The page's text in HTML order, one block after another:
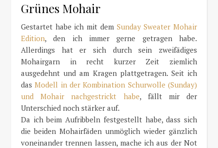
Grünes Mohair
Gestartet habe ich mit dem Sunday Sweater Mohair
Edition, den ich immer gerne getragen habe.
Allerdings hat er sich durch sein zweifädiges
Mohairgarn in recht kurzer Zeit ziemlich
ausgedehnt und am Kragen plattgetragen. Seit ich
dasModell in der Kombination Schurwolle (Sunday)
und Mohair nachgestrickt habe, fällt mir der
Unterschied noch stärker auf.
Da ich beim Aufribbeln festgestellt habe, dass sich
die beiden Mohairfäden unmöglich wieder gänzlich
voneinander trennen lassen, mache ich aus der Not